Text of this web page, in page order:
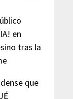
en
tras la
que